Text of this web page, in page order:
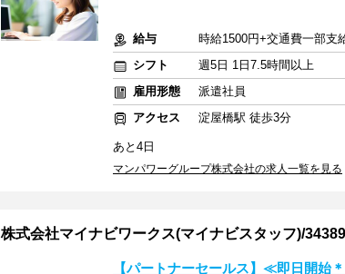
給与
時給1500円+交通費一部支
シフト
週5日 1日7.5時間以上
雇用形態
派遣社員
アクセス
淀屋橋駅 徒歩3分
あと4日
マンパワーグループ株式会社の求人一覧を見る
株式会社マイナビワークス(マイナビスタッフ)/
【パートナーセールス】≪即日開始